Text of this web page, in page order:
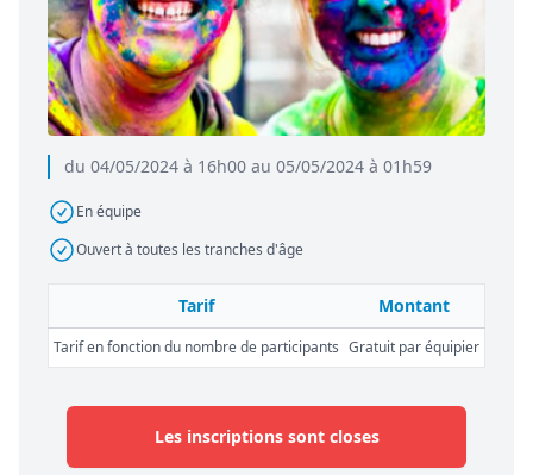
du 04/05/2024 à 16h00 au 05/05/2024 à 01h59
En équipe
Ouvert à toutes les tranches d'âge
Tarif Montant
Tarif en fonction du nombre de participants Gratuit par équipier
Les inscriptions sont closes